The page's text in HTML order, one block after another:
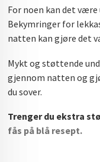
For noen kan det
Bekymringer for
natten kan gjøre det
Mykt og støttende
gjennom natten og
du sover.
Trenger du ekstra
fås på blå resept.